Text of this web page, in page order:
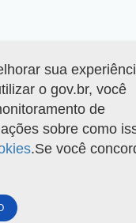
sua
o gov.br, você
de
sobre como
.Se você